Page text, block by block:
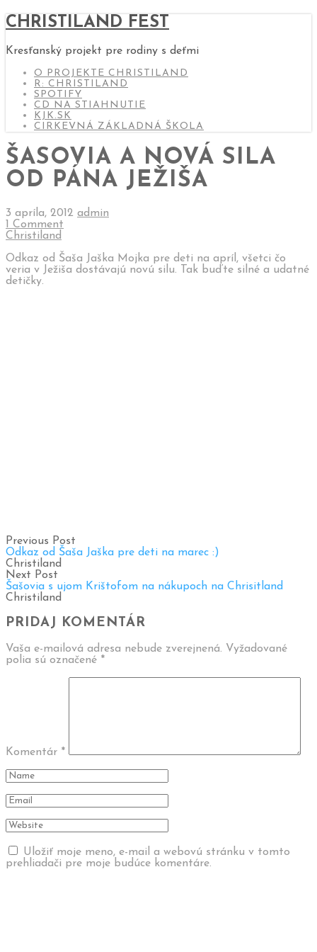
CHRISTILAND FEST
Kresťanský projekt pre rodiny s deťmi
O PROJEKTE CHRISTILAND
R: CHRISTILAND
SPOTIFY
CD NA STIAHNUTIE
KJK.SK
CIRKEVNÁ ZÁKLADNÁ ŠKOLA
ŠASOVIA A NOVÁ SILA
OD PÁNA JEŽIŠA
3 apríla, 2012 admin
1 Comment
Christiland
Odkaz od Šaša Jaška Mojka pre deti na apríl, všetci čo
veria v Ježiša dostávajú novú silu. Tak buďte silné a udatné
detičky.
Previous Post
Odkaz od Šaša Jaška pre deti na marec :)
Christiland
Next Post
Šašovia s ujom Krištofom na nákupoch na Chrisitland
Christiland
PRIDAJ KOMENTÁR
Vaša e-mailová adresa nebude zverejnená. Vyžadované
polia sú označené *
Komentár *
Uložiť moje meno, e-mail a webovú stránku v tomto
prehliadači pre moje budúce komentáre.